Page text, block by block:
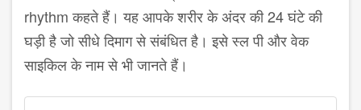
rhythm कहते हैं। यह आपके शरीर के अंदर की 24 घंटे की
घड़ी है जो सीधे दिमाग से संबंधित है। इसे स्ल पी और वेक
साइकिल के नाम से भी जानते हैं।